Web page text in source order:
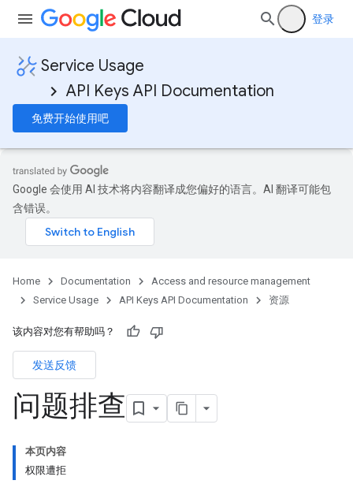
登录
Service Usage
API Keys API Documentation
免费开始使用吧
Google 会使用 AI 技术将内容翻译成您偏好的语言。AI 翻译可能包
含错误。
Home Documentation
Access and resource management
Service Usage
API Keys API Documentation 资源
该内容对您有帮助吗？
发送反馈
问题排查
本页内容
权限遭拒